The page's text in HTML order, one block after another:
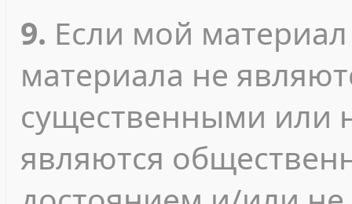
9. Если мой
материала не
существенными или
являются